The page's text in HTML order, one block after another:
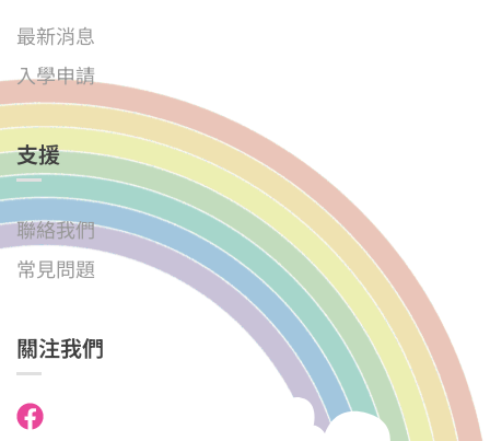
最新消息
入學申請
支援
聯絡我們
常見問題
關注我們